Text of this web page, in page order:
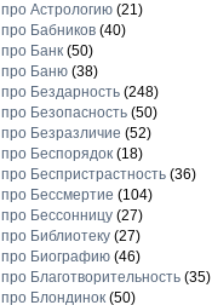
Астрологию(21)
Бабников(40)
Банк(50)
Баню(38)
Бездарность(248)
Безопасность(50)
Безразличие (52)
Беспорядок(18)
Беспристрастность(36)
Бессмертие (104)
Бессонницу(27)
Библиотеку(27)
Биографию(46)
Благотворительность(35)
Блондинок(50)